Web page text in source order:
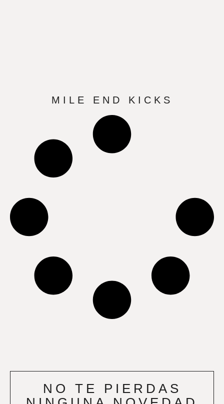
MILE END KICKS
NO TE PIERDAS